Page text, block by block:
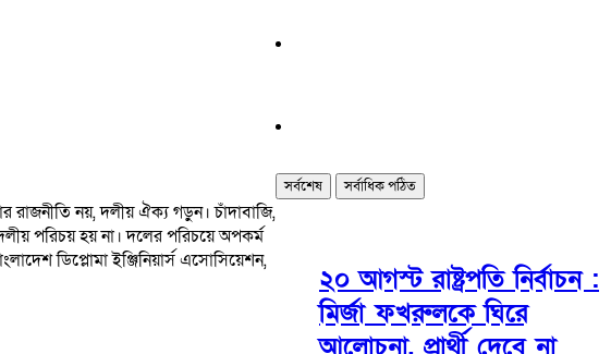
রাজনীতি নয়, দলীয় ঐক্য গড়ুন। চাঁদাবাজি,
পরিচয় হয় না। দলের পরিচয়ে অপকর্ম
ডিপ্লোমা ইঞ্জিনিয়ার্স এসোসিয়েশন,
সর্বশেষ সর্বাধিক পঠিত
২০ আগস্ট রাষ্ট্রপতি নির্বাচন :
মির্জা ফখরুলকে ঘিরে
আলোচনা, প্রার্থী দেবে না